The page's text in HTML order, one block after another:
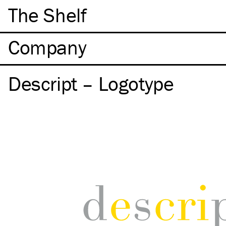
The Shelf
Company
Descript – Logotype